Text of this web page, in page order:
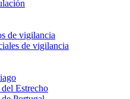
de vigilancia
de vigilancia
Estrecho